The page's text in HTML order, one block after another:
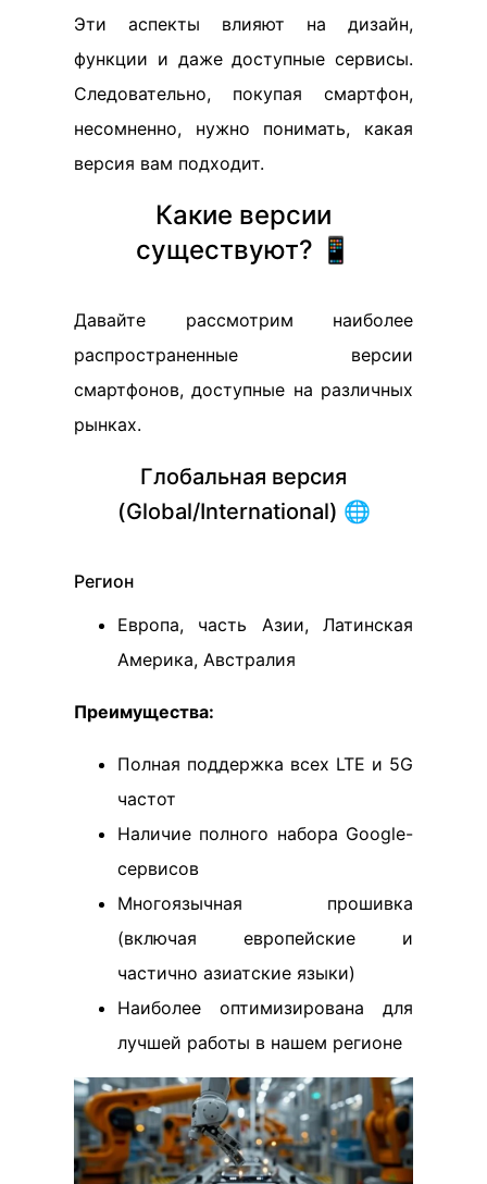
Эти аспекты влияют на дизайн,
функции и даже доступные сервисы.
Следовательно, покупая смартфон,
несомненно, нужно понимать, какая
версия вам подходит.
Какие версии
существуют? 📱
Давайте рассмотрим наиболее
распространенные версии
смартфонов, доступные на различных
рынках.
Глобальная версия
(Global/International) 🌐
Регион
Европа, часть Азии, Латинская
Америка, Австралия
Преимущества:
Полная поддержка всех LTE и 5G
частот
Наличие полного набора Google-
сервисов
Многоязычная прошивка
(включая европейские и
частично азиатские языки)
Наиболее оптимизирована для
лучшей работы в нашем регионе